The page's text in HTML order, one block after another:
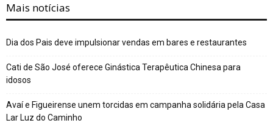
Mais notícias
Dia dos Pais deve impulsionar vendas em bares e restaurantes
Cati de São José oferece Ginástica Terapêutica Chinesa para
idosos
Avaí e Figueirense unem torcidas em campanha solidária pela Casa
Lar Luz do Caminho